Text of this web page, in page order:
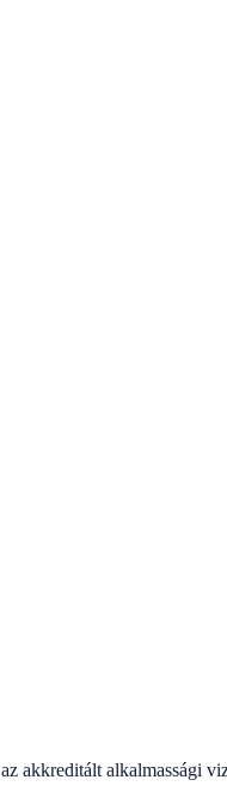
akkreditált alkalmassági